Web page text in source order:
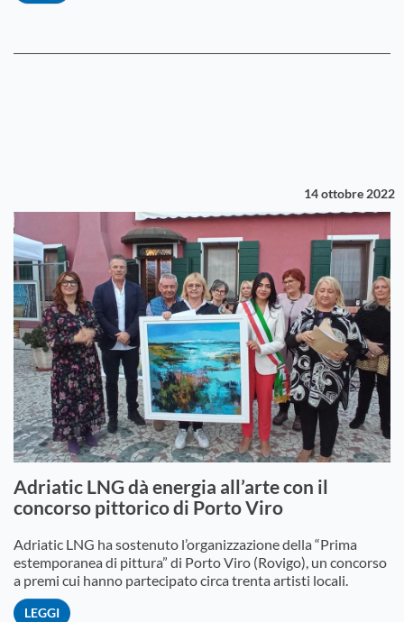
14 ottobre 2022
Adriatic LNG dà energia all’arte con il
concorso pittorico di Porto Viro
Adriatic LNG ha sostenuto l’organizzazione della “Prima
estemporanea di pittura” di Porto Viro (Rovigo), un concorso
a premi cui hanno partecipato circa trenta artisti locali.
LEGGI